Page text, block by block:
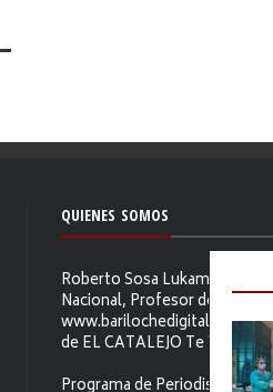
QUIENES SOMOS
Roberto Sosa Lukam
Nacional, Profesor de
www.barilochedigital.com y
de EL CATALEJO Te Ve.